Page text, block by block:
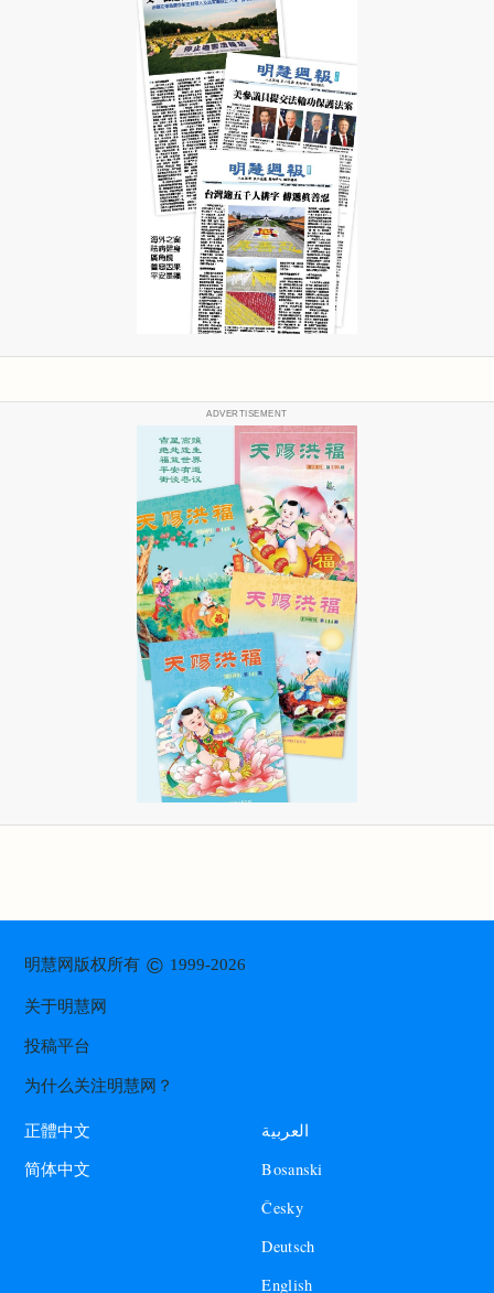
ADVERTISEMENT
明慧网版权所有© 1999-2026
关于明慧网
投稿平台
为什么关注明慧网？
正體中文
简体中文
العربية
Bosanski
Česky
Deutsch
English